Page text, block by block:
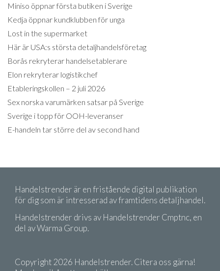
Miniso öppnar första butiken i Sverige
Kedja öppnar kundklubben för unga
Lost in the supermarket
Här är USA:s största detaljhandelsföretag
Borås rekryterar handelsetablerare
Elon rekryterar logistikchef
Etableringskollen – 2 juli 2026
Sex norska varumärken satsar på Sverige
Sverige i topp för OOH-leveranser
E-handeln tar större del av second hand
Handelstrender är en fristående digital publikation
för dig som är intresserad av framtidens detaljhandel.
Handelstrender drivs av Handelstrender Cmptnc, en
del av Warma Group.
Copyright 2026 Handelstrender. Citera oss gärna!